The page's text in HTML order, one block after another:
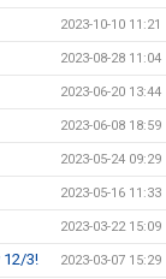
2023-10-10 11:21
2023-08-28 11:04
2023-06-20 13:44
2023-06-08 18:59
2023-05-24 09:29
2023-05-16 11:33
2023-03-22 15:09
12/3! 2023-03-07 15:29